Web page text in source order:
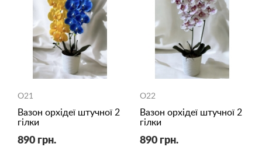
O21
Вазон орхідеї штучної 2
гілки
890 грн.
O22
Вазон орхідеї штучної 2
гілки
890 грн.